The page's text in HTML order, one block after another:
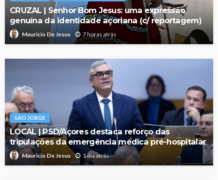
CRUZAL | Senhor Bom Jesus: uma expressão
genuína da identidade açoriana (c/ reportagem)
Mauricio De Jesus 7 horas atrás
SÃO JORGE
LOCAL | PSD/Açores destaca reforço das
tripulações da emergência médica pré-hospitalar
Mauricio De Jesus 1 dia atrás